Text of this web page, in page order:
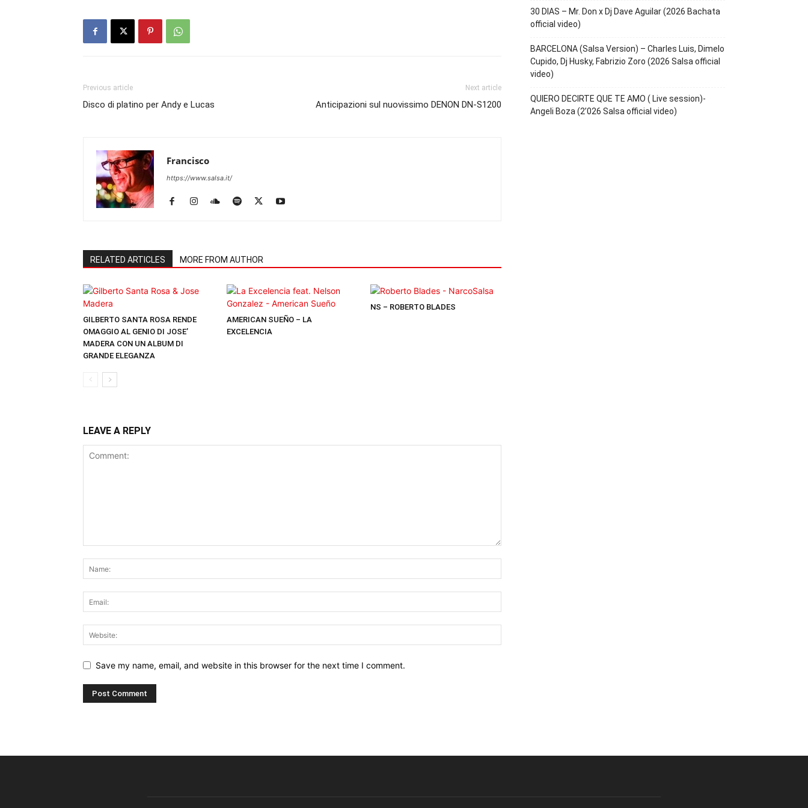
Previous article
Disco di platino per Andy e Lucas
Next article
Anticipazioni sul nuovissimo DENON DN-S1200
Francisco
https://www.salsa.it/
RELATED ARTICLES MORE FROM AUTHOR
GILBERTO SANTA ROSA RENDE
OMAGGIO AL GENIO DI JOSE’
MADERA CON UN ALBUM DI
GRANDE ELEGANZA
AMERICAN SUEÑO – LA
EXCELENCIA
NS – ROBERTO BLADES
LEAVE A REPLY
Save my name, email, and website in this browser for the next time I comment.
30 DIAS – Mr. Don x Dj Dave Aguilar (2026 Bachata
official video)
BARCELONA (Salsa Version) – Charles Luis, Dimelo
Cupido, Dj Husky, Fabrizio Zoro (2026 Salsa official
video)
QUIERO DECIRTE QUE TE AMO ( Live session)-
Angeli Boza (2’026 Salsa official video)